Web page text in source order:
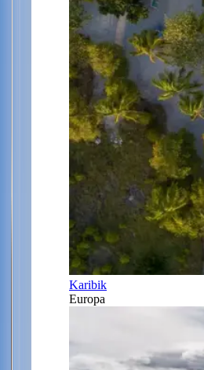
Karibik
Europa